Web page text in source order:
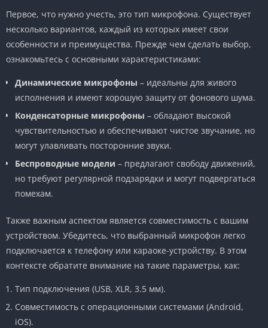
Первое, что нужно учесть, это тип микрофона. Существует
несколько вариантов, каждый из которых имеет свои
особенности и преимущества. Прежде чем сделать выбор,
ознакомьтесь с основными характеристиками:
Динамические микрофоны – идеальны для живого
исполнения и имеют хорошую защиту от фонового шума.
Конденсаторные микрофоны – обладают высокой
чувствительностью и обеспечивают чистое звучание, но
могут улавливать посторонние звуки.
Беспроводные модели – предлагают свободу движений,
но требуют регулярной подзарядки и могут подвергаться
помехам.
Также важным аспектом является совместимость с вашим
устройством. Убедитесь, что выбранный микрофон легко
подключается к телефону или караоке-устройству. В этом
контексте обратите внимание на такие параметры, как:
Тип подключения (USB, XLR, 3.5 мм).
Совместимость с операционными системами (Android,
iOS).